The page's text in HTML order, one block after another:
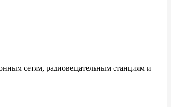
сетям, радиовещательным станциям и